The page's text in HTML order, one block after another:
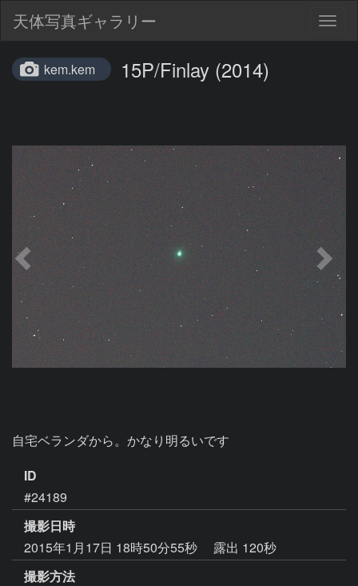
天体写真ギャラリー
kem.kem 15P/Finlay (2014)
自宅ベランダから。かなり明るいです
ID
#24189
撮影日時
2015年1月17日 18時50分55秒
露出 120秒
撮影方法